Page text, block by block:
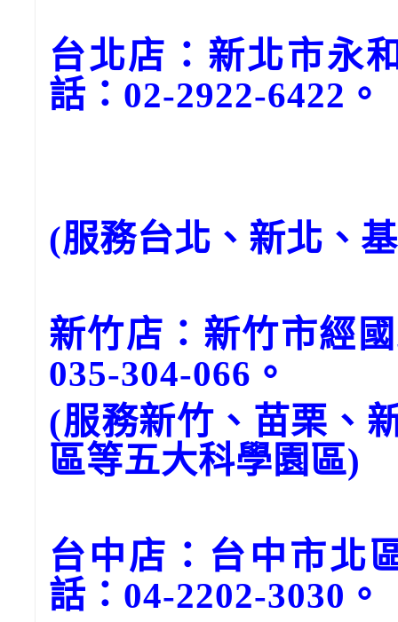
台北店：新北市永
話：02-2922-6422。
(服務台北、新北、
新竹店：新竹市經
035-304-066。
(服務新竹、苗栗、
區等五大科學園區)
台中店：台中市北
話：04-2202-3030。